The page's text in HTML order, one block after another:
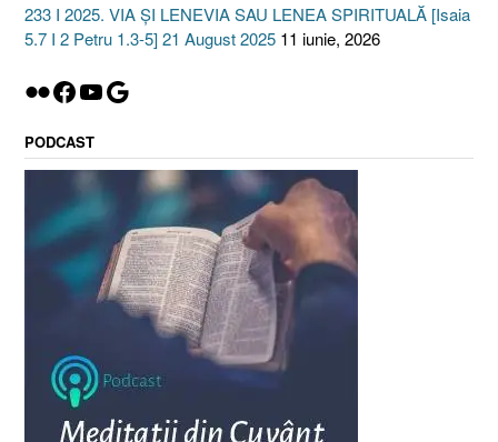
233 I 2025. VIA ȘI LENEVIA SAU LENEA SPIRITUALĂ [Isaia
5.7 I 2 Petru 1.3-5] 21 August 2025 11 iunie, 2026
Flickr
Facebook
YouTube
Google
PODCAST